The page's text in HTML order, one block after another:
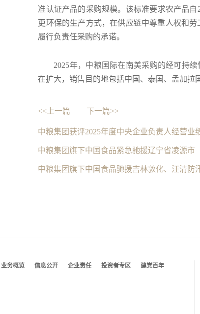
准认证产品的采购规模。该标准要求农产品
更环保的生产方式，在供应链中尊重人权和
履行负责任采购的承诺。
2025年，中粮国际在南美采购的经可持
在扩大，销售目的地包括中国、泰国、孟加拉
<<上一篇 下一篇>>
中粮集团获评2025年度中央企业负责人经营业
中粮集团旗下中国食品紧急驰援辽宁省凌源市
中粮集团旗下中国食品驰援吉林敦化、汪清防
业务概览 信息公开 企业责任 投资者专区 建党百年